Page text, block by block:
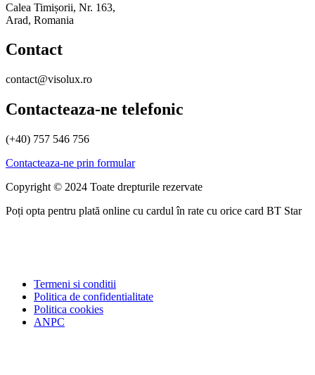
Calea Timișorii, Nr. 163,
Arad, Romania
Contact
contact@visolux.ro
Contacteaza-ne telefonic
(+40) 757 546 756
Contacteaza-ne prin formular
Copyright © 2024 Toate drepturile rezervate
Poți opta pentru plată online cu cardul în rate cu orice card BT Star
Termeni si conditii
Politica de confidentialitate
Politica cookies
ANPC